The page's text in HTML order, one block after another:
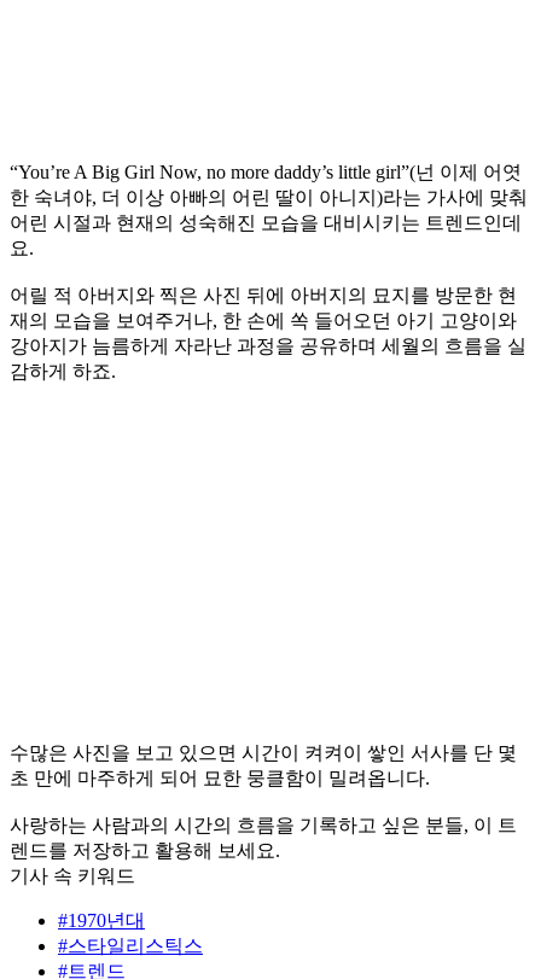
“You’re A Big Girl Now, no more daddy’s little girl”(넌 이제 어엿
한 숙녀야, 더 이상 아빠의 어린 딸이 아니지)라는 가사에 맞춰
어린 시절과 현재의 성숙해진 모습을 대비시키는 트렌드인데
요.
어릴 적 아버지와 찍은 사진 뒤에 아버지의 묘지를 방문한 현
재의 모습을 보여주거나, 한 손에 쏙 들어오던 아기 고양이와
강아지가 늠름하게 자라난 과정을 공유하며 세월의 흐름을 실
감하게 하죠.
수많은 사진을 보고 있으면 시간이 켜켜이 쌓인 서사를 단 몇
초 만에 마주하게 되어 묘한 뭉클함이 밀려옵니다.
사랑하는 사람과의 시간의 흐름을 기록하고 싶은 분들, 이 트
렌드를 저장하고 활용해 보세요.
기사 속 키워드
#1970년대
#스타일리스틱스
#트렌드